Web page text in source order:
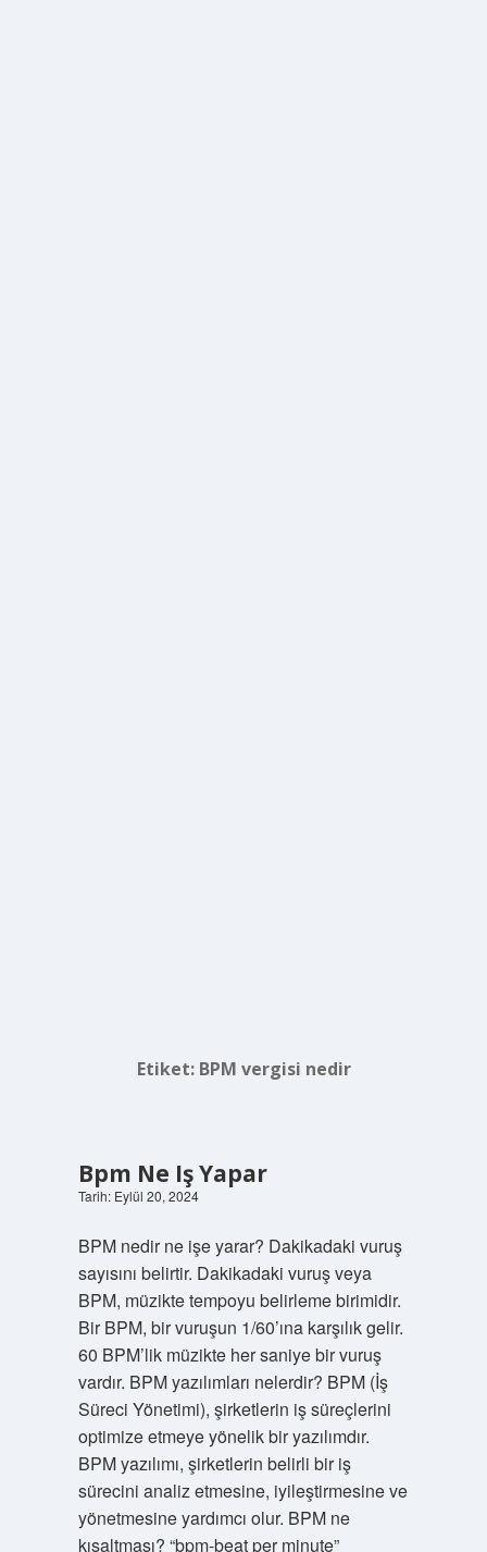
Etiket: BPM vergisi nedir
Bpm Ne Iş Yapar
Tarih: Eylül 20, 2024
BPM nedir ne işe yarar? Dakikadaki vuruş
sayısını belirtir. Dakikadaki vuruş veya
BPM, müzikte tempoyu belirleme birimidir.
Bir BPM, bir vuruşun 1/60’ına karşılık gelir.
60 BPM’lik müzikte her saniye bir vuruş
vardır. BPM yazılımları nelerdir? BPM (İş
Süreci Yönetimi), şirketlerin iş süreçlerini
optimize etmeye yönelik bir yazılımdır.
BPM yazılımı, şirketlerin belirli bir iş
sürecini analiz etmesine, iyileştirmesine ve
yönetmesine yardımcı olur. BPM ne
kısaltması? “bpm-beat per minute”